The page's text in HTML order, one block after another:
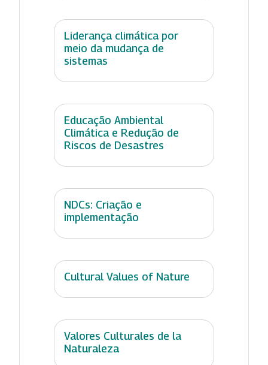
Liderança climática por
meio da mudança de
sistemas
Educação Ambiental
Climática e Redução de
Riscos de Desastres
NDCs: Criação e
implementação
Cultural Values of Nature
Valores Culturales de la
Naturaleza